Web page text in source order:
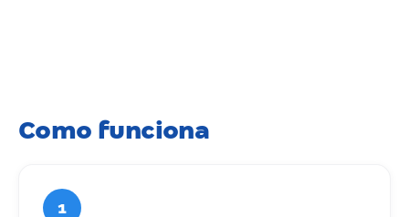
Como funciona
1